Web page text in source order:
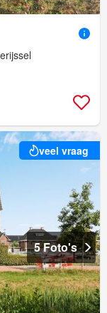
veel vraag
5 Foto's